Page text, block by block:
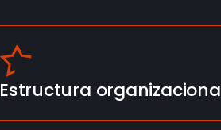
Estructura